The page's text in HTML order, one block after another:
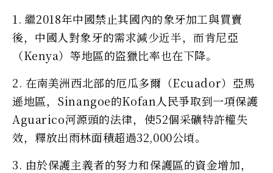
1. 繼2018年中國禁止其國內的象牙加工與買賣
後，中國人對象牙的需求減少近半，而肯尼亞
（Kenya）等地區的盜獵比率也在下降。
2. 在南美洲西北部的厄瓜多爾（Ecuador）亞馬
遜地區，Sinangoe的Kofan人民爭取到一項保護
Aguarico河源頭的法律，使52個采礦特許權失
效，釋放出雨林面積超過32,000公頃。
3. 由於保護主義者的努力和保護區的資金增加，